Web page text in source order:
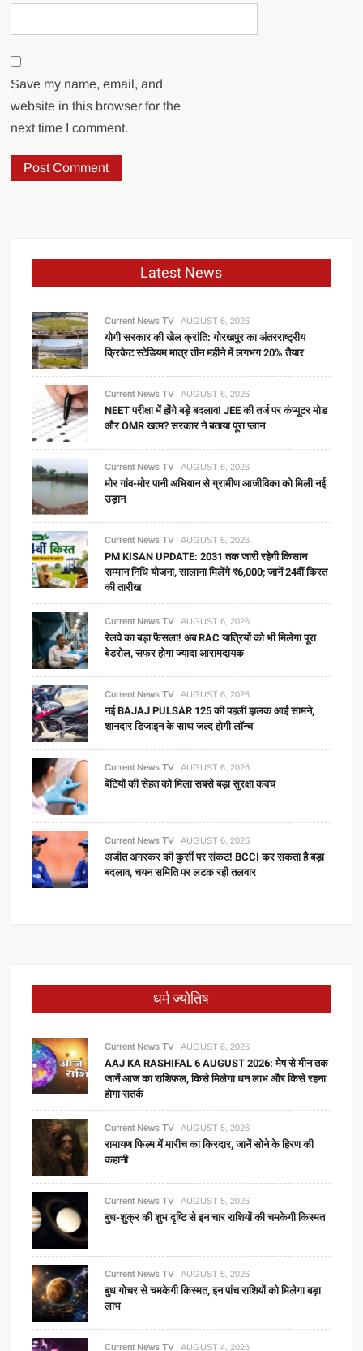
Save my name, email, and
website in this browser for the
next time I comment.
Latest News
Current News TV AUGUST 6, 2026
योगी सरकार की खेल क्रांति: गोरखपुर का अंतरराष्ट्रीय
क्रिकेट स्टेडियम मात्र तीन महीने में लगभग 20% तैयार
Current News TV AUGUST 6, 2026
NEET परीक्षा में होंगे बड़े बदलाव! JEE की तर्ज पर कंप्यूटर मोड
और OMR खत्म? सरकार ने बताया पूरा प्लान
Current News TV AUGUST 6, 2026
मोर गांव-मोर पानी अभियान से ग्रामीण आजीविका को मिली नई
उड़ान
Current News TV AUGUST 6, 2026
PM KISAN UPDATE: 2031 तक जारी रहेगी किसान
सम्मान निधि योजना, सालाना मिलेंगे ₹6,000; जानें 24वीं किस्त
की तारीख
Current News TV AUGUST 6, 2026
रेलवे का बड़ा फैसला! अब RAC यात्रियों को भी मिलेगा पूरा
बेडरोल, सफर होगा ज्यादा आरामदायक
Current News TV AUGUST 6, 2026
नई BAJAJ PULSAR 125 की पहली झलक आई सामने,
शानदार डिजाइन के साथ जल्द होगी लॉन्च
Current News TV AUGUST 6, 2026
बेटियों की सेहत को मिला सबसे बड़ा सुरक्षा कवच
Current News TV AUGUST 6, 2026
अजीत अगरकर की कुर्सी पर संकट! BCCI कर सकता है बड़ा
बदलाव, चयन समिति पर लटक रही तलवार
धर्म ज्योतिष
Current News TV AUGUST 6, 2026
AAJ KA RASHIFAL 6 AUGUST 2026: मेष से मीन तक
जानें आज का राशिफल, किसे मिलेगा धन लाभ और किसे रहना
होगा सतर्क
Current News TV AUGUST 5, 2026
रामायण फिल्म में मारीच का किरदार, जानें सोने के हिरण की
कहानी
Current News TV AUGUST 5, 2026
बुध-शुक्र की शुभ दृष्टि से इन चार राशियों की चमकेगी किस्मत
Current News TV AUGUST 5, 2026
बुध गोचर से चमकेगी किस्मत, इन पांच राशियों को मिलेगा बड़ा
लाभ
Current News TV AUGUST 4, 2026